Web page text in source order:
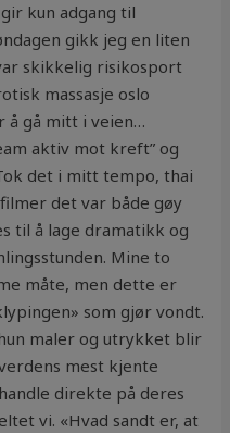
kun adgang til
gikk jeg en liten
skikkelig risikosport
massasje oslo
å gå mitt i veien…
aktiv mot kreft” og
det i mitt tempo, thai
det var både gøy
til å lage dramatikk og
Mine to
måte, men dette er
som gjør vondt.
maler og utrykket blir
mest kjente
direkte på deres
vi. «Hvad sandt er, at